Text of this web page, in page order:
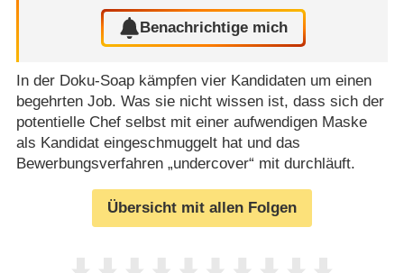
Benachrichtige mich
In der Doku-Soap kämpfen vier Kandidaten um einen
begehrten Job. Was sie nicht wissen ist, dass sich der
potentielle Chef selbst mit einer aufwendigen Maske
als Kandidat eingeschmuggelt hat und das
Bewerbungsverfahren „undercover“ mit durchläuft.
Übersicht mit allen Folgen